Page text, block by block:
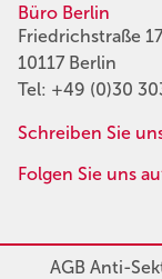
Büro Berlin
Friedrichstraße
10117 Berlin
Tel: +49 (0)30
Schreiben Sie
Folgen Sie uns
AGBAnti-